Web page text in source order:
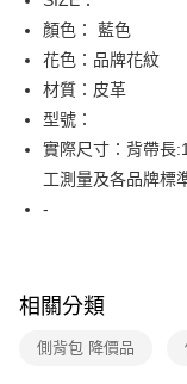
【關於「AFTEE先享後付
AFTEE先享後付是「在
便利好安心！
１．簡單：不需註冊會
３．安心：先確認商品／
【「AFTEE先享後付」
１．於結帳方式選擇「
結帳頁面，進行簡訊認
※ 請注意：結帳手續完
購買商品的店家。未經
後付繳納相關費用。
運送方式
全家取貨付款
免運費
付款後7-11取貨
免運費
顏色： 藍色
花色：品牌花紋
材質：皮革
型號：
實際尺寸：背帶
工測量及各品牌標
-
相關分類
側背包 降價品